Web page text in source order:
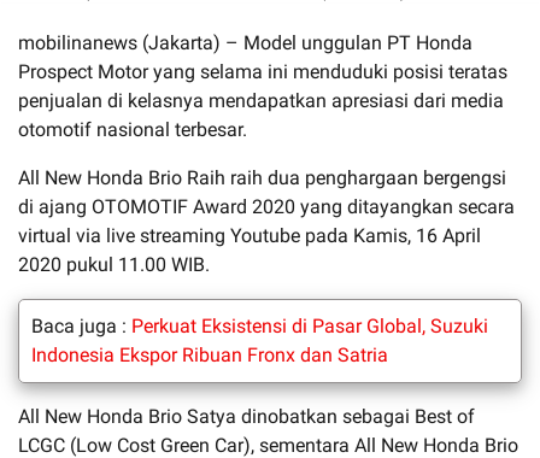
mobilinanews (Jakarta) – Model unggulan PT Honda
Prospect Motor yang selama ini menduduki posisi teratas
penjualan di kelasnya mendapatkan apresiasi dari media
otomotif nasional terbesar.
All New Honda Brio Raih raih dua penghargaan bergengsi
di ajang OTOMOTIF Award 2020 yang ditayangkan secara
virtual via live streaming Youtube pada Kamis, 16 April
2020 pukul 11.00 WIB.
Baca juga : Perkuat Eksistensi di Pasar Global, Suzuki
Indonesia Ekspor Ribuan Fronx dan Satria
All New Honda Brio Satya dinobatkan sebagai Best of
LCGC (Low Cost Green Car), sementara All New Honda Brio